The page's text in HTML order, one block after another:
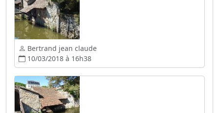
Bertrand jean claude
10/03/2018 à 16h38